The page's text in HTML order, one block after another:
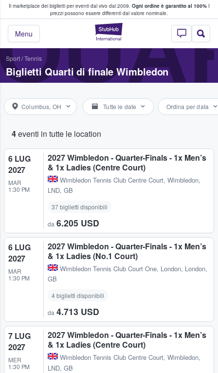
Il marketplace dei biglietti per eventi dal vivo dal 2009. Ogni ordine è garantito al 100%I
prezzi possono essere differenti dal valore nominale.
StubHub - Dove
Menu
fan comprano e vendono biglietti
Sport/Tennis
Biglietti Quarti di finale Wimbledon
Columbus, OH Tutte le date Ordina per data
4eventi in tutte le location
6 LUG
2027
MAR
1:30 PM
2027 Wimbledon - Quarter-Finals - 1x Men’s
& 1x Ladies (Centre Court)
Wimbledon Tennis Club Centre Court, Wimbledon,
LND, GB
37 biglietti disponibili
da 6.205 USD
6 LUG
2027
MAR
1:30 PM
2027 Wimbledon - Quarter-Finals - 1x Men’s
& 1x Ladies (No.1 Court)
Wimbledon Tennis Club Court One, London, London,
GB
4 biglietti disponibili
da 4.713 USD
7 LUG
2027
MER
1:30 PM
2027 Wimbledon - Quarter-Finals - 1x Men’s
& 1x Ladies (Centre Court)
Wimbledon Tennis Club Centre Court, Wimbledon,
LND, GB